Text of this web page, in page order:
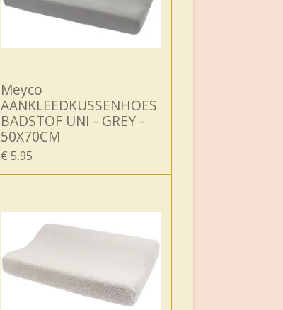
Meyco
AANKLEEDKUSSENHOES
BADSTOF UNI - GREY -
50X70CM
€ 5,95